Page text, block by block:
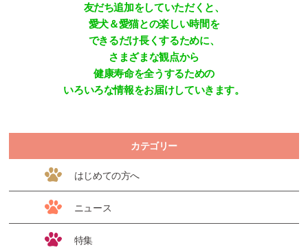
友だち追加をしていただくと、
愛犬＆愛猫との楽しい時間を
できるだけ長くするために、
さまざまな観点から
健康寿命を全うするための
いろいろな情報をお届けしていきます。
カテゴリー
はじめての方へ
ニュース
特集